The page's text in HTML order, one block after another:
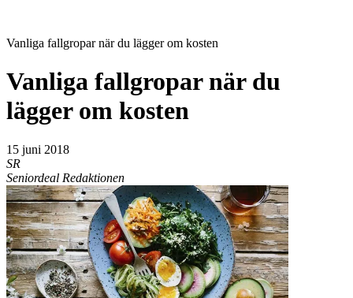
Vanliga fallgropar när du lägger om kosten
Vanliga fallgropar när du
lägger om kosten
15 juni 2018
SR
Seniordeal Redaktionen